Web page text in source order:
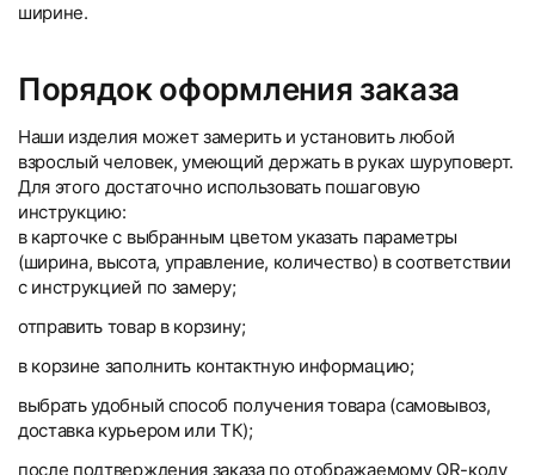
ширине.
Порядок оформления заказа
Наши изделия может замерить и установить любой
взрослый человек, умеющий держать в руках шуруповерт.
Для этого достаточно использовать пошаговую
инструкцию:
в карточке с выбранным цветом указать параметры
(ширина, высота, управление, количество) в соответствии
с инструкцией по замеру;
отправить товар в корзину;
в корзине заполнить контактную информацию;
выбрать удобный способ получения товара (самовывоз,
доставка курьером или ТК);
после подтверждения заказа по отображаемому QR-коду